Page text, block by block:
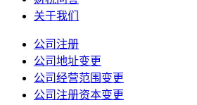
关于我们
公司注册
公司地址变更
公司经营范围变更
公司注册资本变更